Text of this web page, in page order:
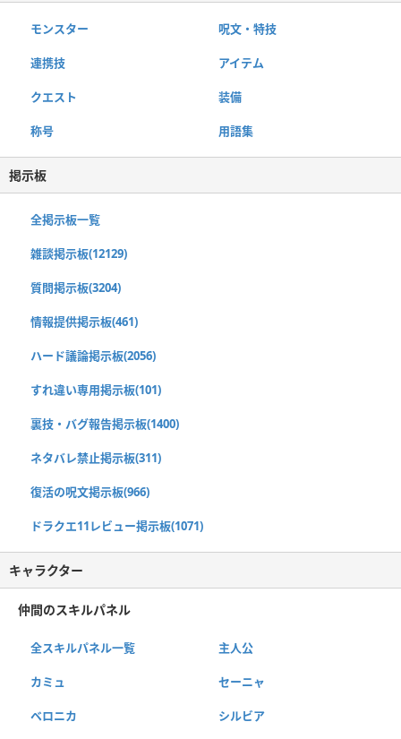
モンスター 呪文・特技
連携技 アイテム
クエスト 装備
称号 用語集
掲示板
全掲示板一覧
雑談掲示板(12129)
質問掲示板(3204)
情報提供掲示板(461)
ハード議論掲示板(2056)
すれ違い専用掲示板(101)
裏技・バグ報告掲示板(1400)
ネタバレ禁止掲示板(311)
復活の呪文掲示板(966)
ドラクエ11レビュー掲示板(1071)
キャラクター
仲間のスキルパネル
全スキルパネル一覧 主人公
カミュ セーニャ
ベロニカ シルビア